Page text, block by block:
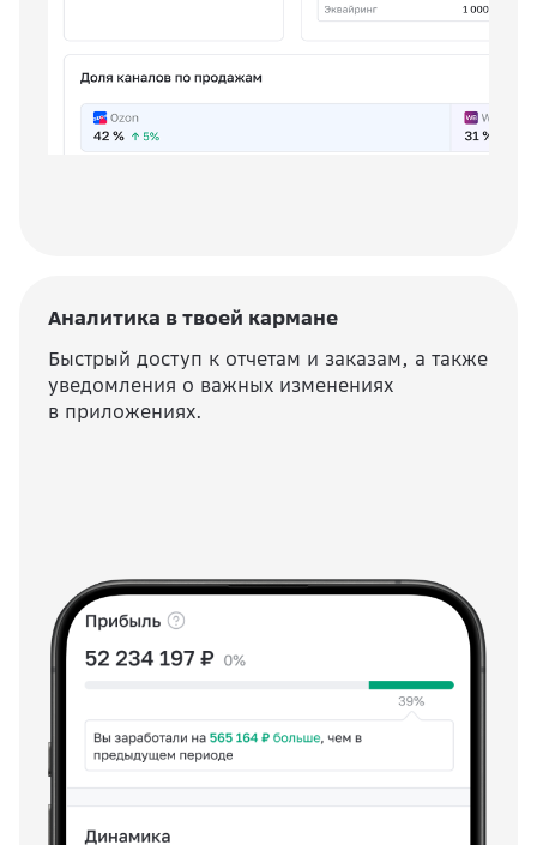
Аналитика в твоей кармане
Быстрый доступ к отчетам и заказам, а также
уведомления о важных изменениях
в приложениях.